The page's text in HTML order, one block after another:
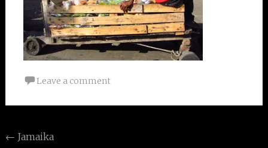
Leave a comment
Post
← Jamaika